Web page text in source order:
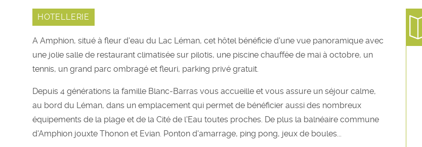
HOTELLERIE
A Amphion, situé à fleur d'eau du Lac Léman, cet hôtel bénéficie d'une vue panoramique avec
une jolie salle de restaurant climatisée sur pilotis, une piscine chauffée de mai à octobre, un
tennis, un grand parc ombragé et fleuri, parking privé gratuit.
Depuis 4 générations la famille Blanc-Barras vous accueille et vous assure un séjour calme,
au bord du Léman, dans un emplacement qui permet de bénéficier aussi des nombreux
équipements de la plage et de la Cité de l'Eau toutes proches. De plus la balnéaire commune
d'Amphion jouxte Thonon et Evian. Ponton d'amarrage, ping pong, jeux de boules...